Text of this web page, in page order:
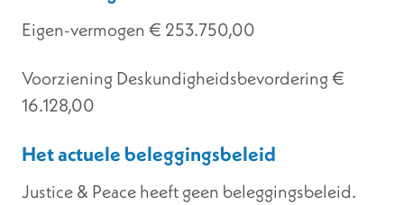
Eigen-vermogen € 253.750,00
Voorziening Deskundigheidsbevordering €
16.128,00
Het actuele beleggingsbeleid
Justice & Peace heeft geen beleggingsbeleid.